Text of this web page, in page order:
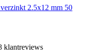
2.5x12 mm 50
klantreviews